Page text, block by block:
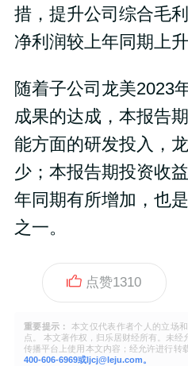
措，提升公司综合毛
净利润较上年同期上
随着子公司龙美2023
成果的达成，本报告
能方面的研发投入，
少；本报告期投资收
年同期有所增加，也
之一。
点赞1310
重要提示：
本文仅代表作者个人的立场
点。 本文著作权，归乐居财经所有。未
传播平台上使用本文内容；经允许进行转
400-606-6969或ljcj@leju.com。